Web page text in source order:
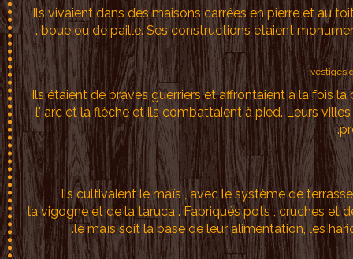
Ils vivaient dans des maisons carrées en pierre et au
boue ou de paille. Ses constructions étaient
vestiges
Ils étaient de braves guerriers et affrontaient à la fois
l' arc et la flèche et ils combattaient à pied. Leurs
Ils cultivaient le maïs , avec le système de
la vigogne et de la taruca . Fabriqués pots , cruches et
le maïs soit la base de leur alimentation, les